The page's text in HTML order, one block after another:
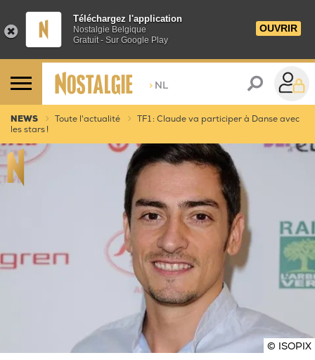
Téléchargez l'application
Nostalgie Belgique
Gratuit - Sur Google Play
OUVRIR
> NL
NEWS Toute l'actualité
TF1 : Claude va participer à Danse avec
les stars !
© ISOPIX